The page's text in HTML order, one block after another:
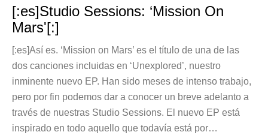
[:es]Studio Sessions: ‘Mission On
Mars'[:]
[:es]Así es. ‘Mission on Mars’ es el título de una de las
dos canciones incluidas en ‘Unexplored’, nuestro
inminente nuevo EP. Han sido meses de intenso trabajo,
pero por fin podemos dar a conocer un breve adelanto a
través de nuestras Studio Sessions. El nuevo EP está
inspirado en todo aquello que todavía está por…